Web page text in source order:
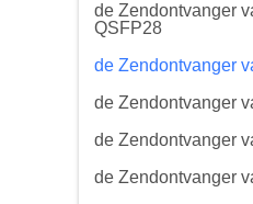
de Zendontvanger
QSFP28
de Zendontvanger
de Zendontvanger
de Zendontvanger
de Zendontvanger